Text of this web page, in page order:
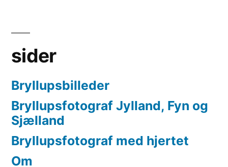
sider
Bryllupsbilleder
Bryllupsfotograf Jylland, Fyn og
Sjælland
Bryllupsfotograf med hjertet
Om